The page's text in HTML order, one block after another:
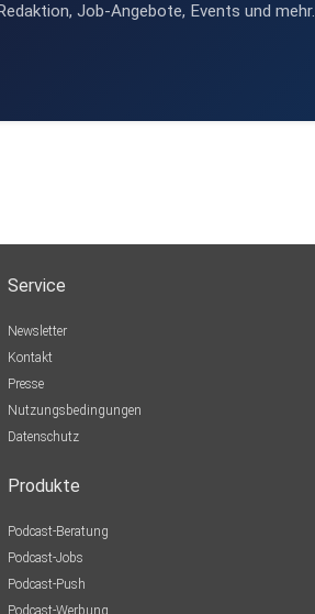
Job-Angebote, Events und mehr.
Service
Newsletter
Kontakt
Presse
Nutzungsbedingungen
Datenschutz
Produkte
Podcast-Beratung
Podcast-Jobs
Podcast-Push
Podcast-Werbung